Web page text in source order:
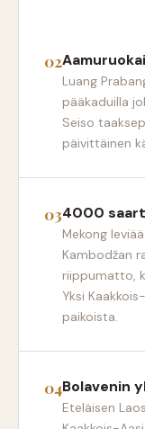
Luang
pääkaduilla
Seiso
päivittäinen
4000
Mekong
Kambodžan
riippumatto,
Yksi
paikoista.
Bolavenin
Eteläisen